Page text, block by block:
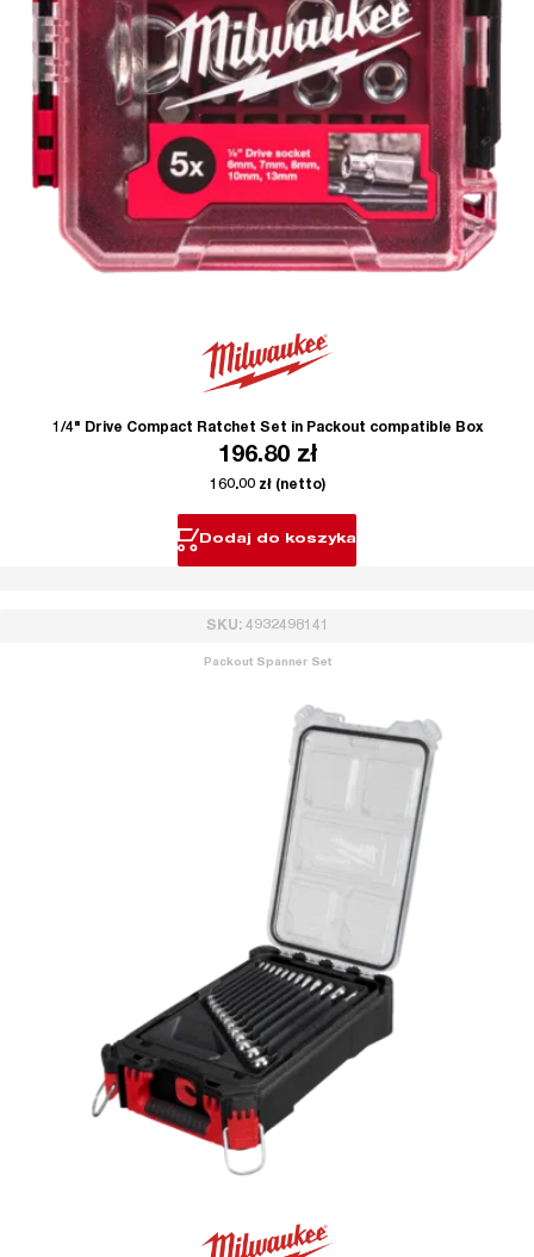
1/4" Drive Compact Ratchet Set in Packout compatible Box
196.80 zł
160.00 zł(netto)
Dodaj do koszyka
SKU: 4932498141
Packout Spanner Set